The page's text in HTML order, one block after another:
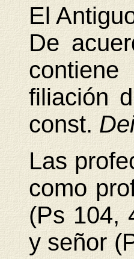
El
De
filiación
const.
Las
como
(Ps 104,
y señor